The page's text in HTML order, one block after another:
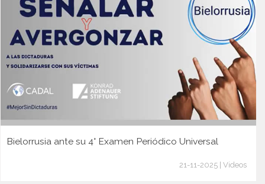
Bielorrusia ante su 4° Examen Periódico Universal
21-11-2025 | Videos